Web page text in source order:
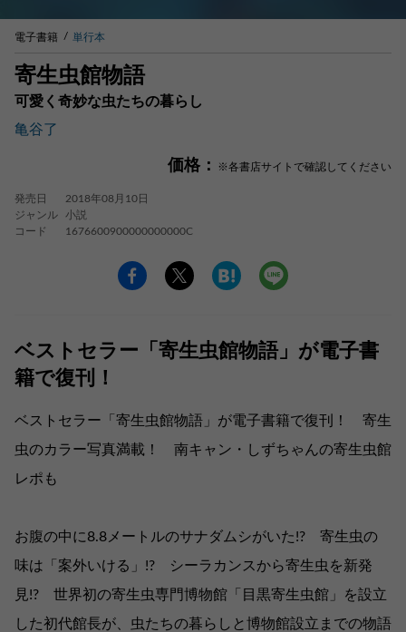
電子書籍 単行本
寄生虫館物語
可愛く奇妙な虫たちの暮らし
亀谷了
価格： ※各書店サイトで確認してください
発売日
2018年08月10日
ジャンル
小説
コード
1676600900000000000C
ベストセラー「寄生虫館物語」が電子書
籍で復刊！
ベストセラー「寄生虫館物語」が電子書籍で復刊！ 寄生
虫のカラー写真満載！ 南キャン・しずちゃんの寄生虫館
レポも
お腹の中に8.8メートルのサナダムシがいた!? 寄生虫の
味は「案外いける」!? シーラカンスから寄生虫を新発
見!? 世界初の寄生虫専門博物館「目黒寄生虫館」を設立
した初代館長が、虫たちの暮らしと博物館設立までの物語